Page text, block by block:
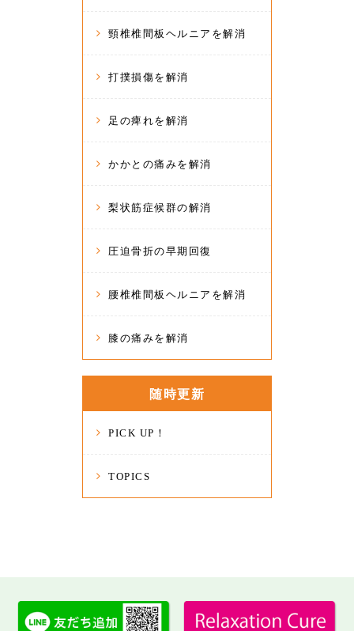
頸椎椎間板ヘルニアを解消
打撲損傷を解消
足の痺れを解消
かかとの痛みを解消
梨状筋症候群の解消
圧迫骨折の早期回復
腰椎椎間板ヘルニアを解消
膝の痛みを解消
随時更新
PICK UP！
TOPICS